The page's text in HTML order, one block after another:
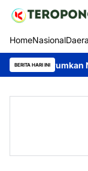
HomeNasional
BERITA HARI ININama Daerah